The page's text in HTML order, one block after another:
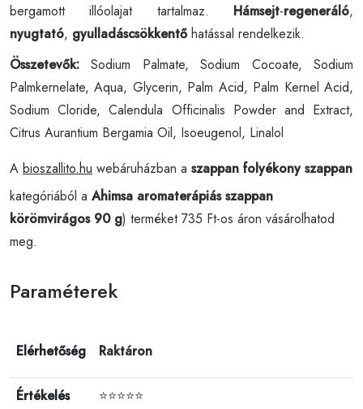
bergamott illóolajat tartalmaz. Hámsejt-regeneráló,
nyugtató, gyulladáscsökkentő hatással rendelkezik.
Összetevők:Sodium Palmate, Sodium Cocoate, Sodium
Palmkernelate, Aqua, Glycerin, Palm Acid, Palm Kernel Acid,
Sodium Cloride, Calendula Officinalis Powder and Extract,
Citrus Aurantium Bergamia Oil, Isoeugenol, Linalol
A bioszallito.hu webáruházban a szappan folyékony szappan
kategóriából a Ahimsa aromaterápiás szappan
körömvirágos 90 g) terméket 735 Ft-os áron vásárolhatod
meg.
Paraméterek
Elérhetőség Raktáron
Értékelés ⭐⭐⭐⭐⭐